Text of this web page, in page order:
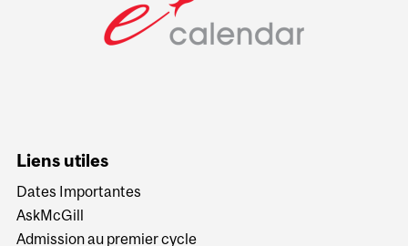
Liens utiles
Dates Importantes
AskMcGill
Admission au premier cycle